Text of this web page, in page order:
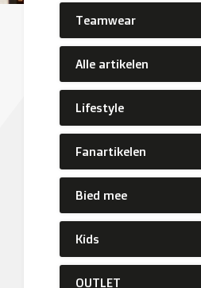
Teamwear
Alle artikelen
Lifestyle
Fanartikelen
Bied mee
Kids
OUTLET